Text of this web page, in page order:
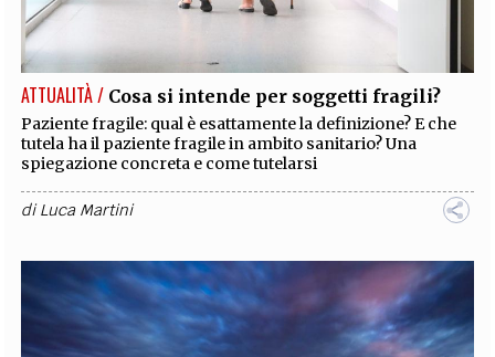
EXTRA
CODICI RUBRICHE LIBRI PROCEEDINGS CONTATTI
SOCIAL MEDIA
ATTUALITÀ / Cosa si intende per soggetti fragili?
Paziente fragile: qual è esattamente la definizione? E che
tutela ha il paziente fragile in ambito sanitario? Una
spiegazione concreta e come tutelarsi
diLuca Martini